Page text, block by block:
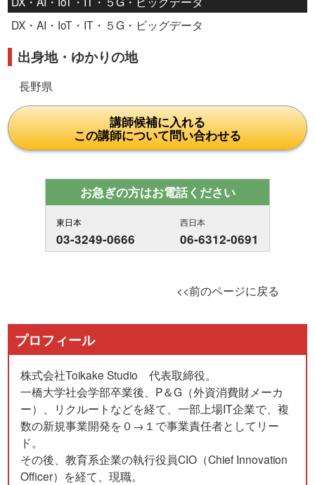
DX・AI・IoT・IT・５G・ビッグデータ
出身地・ゆかりの地
長野県
講師候補に入れる
この講師について問い合わせる
お急ぎの方はお電話ください
東日本
03-3249-0666
西日本
06-6312-0691
<<前のページに戻る
プロフィール
株式会社Toikake Studio 代表取締役。
一橋大学社会学部卒業後、P＆G（外資消費財メーカ
ー）、リクルートなどを経て、一部上場IT企業で、複
数の新規事業開発を０→１で事業責任者としてリー
ド。
その後、教育系企業の執行役員CIO（Chief Innovation
Officer）を経て、現職。